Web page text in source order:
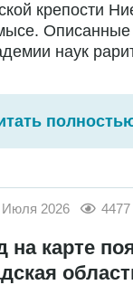
крепости
наук
Июля 2026 4477
на карте